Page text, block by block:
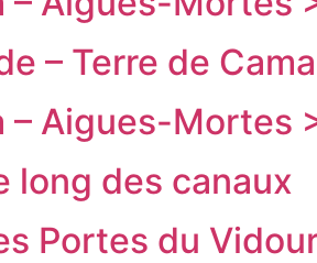
– Terre de
– Aigues-Mortes
long des canaux
Portes du